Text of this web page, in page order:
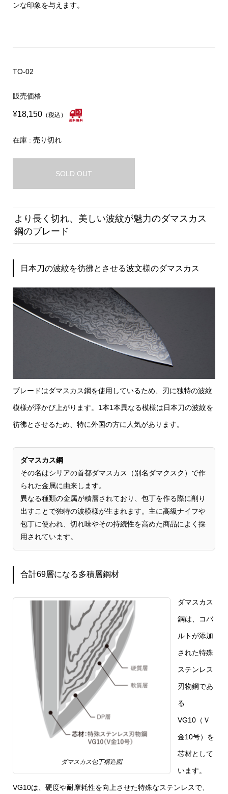
ンな印象を与えます。
TO-02
販売価格
¥18,150（税込）
在庫 : 売り切れ
SOLD OUT
より長く切れ、美しい波紋が魅力のダマスカス
鋼のブレード
日本刀の波紋を彷彿とさせる波文様のダマスカス
ブレードはダマスカス鋼を使用しているため、刃に独特の波紋
模様が浮かび上がります。1本1本異なる模様は日本刀の波紋を
彷彿とさせるため、特に外国の方に人気があります。
ダマスカス鋼
その名はシリアの首都ダマスカス（別名ダマクスク）で作
られた金属に由来します。
異なる種類の金属が積層されており、包丁を作る際に削り
出すことで独特の波模様が生まれます。主に高級ナイフや
包丁に使われ、切れ味やその持続性を高めた商品によく採
用されています。
合計69層になる多積層鋼材
ダマスカス包丁構造図
ダマスカス
鋼は、コバ
ルトが添加
された特殊
ステンレス
刃物鋼であ
る
VG10（Ｖ
金10号）を
芯材として
います。
VG10は、硬度や耐摩耗性を向上させた特殊なステンレスで、